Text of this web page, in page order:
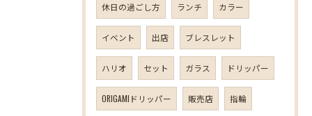
休日の過ごし方 ランチ カラー
イベント 出店 ブレスレット
ハリオ セット ガラス ドリッパー
ORIGAMIドリッパー 販売店 指輪